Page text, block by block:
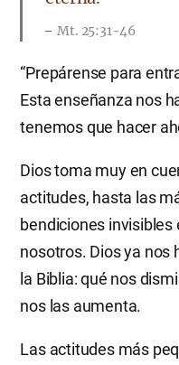
Mt. 25:31-46
“Prepárense para
Esta enseñanza nos
tenemos que hacer
Dios toma muy en
actitudes, hasta las
bendiciones invisibles
nosotros. Dios ya nos
la Biblia: qué nos
nos las aumenta.
Las actitudes más